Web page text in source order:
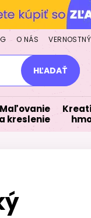
O NÁS
HĽADAŤ
Maľovanie
a kreslenie